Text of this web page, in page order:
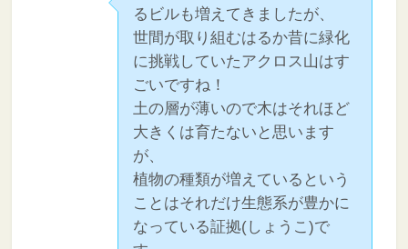
るビルも増えてきましたが、
世間が取り組むはるか昔に緑化
に挑戦していたアクロス山はす
ごいですね！
土の層が薄いので木はそれほど
大きくは育たないと思います
が、
植物の種類が増えているという
ことはそれだけ生態系が豊かに
なっている証拠(しょうこ)で